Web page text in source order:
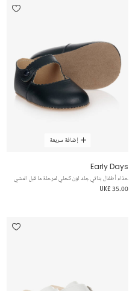
إضافة سريعة
Early Days
حذاء أطفال بناتي جلد لون كحلي لمرحلة ما قبل المشي
UK£ 35.00